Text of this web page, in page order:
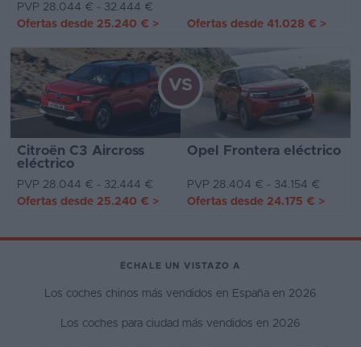
PVP 28.044 € - 32.444 €
Ofertas desde 25.240 € > Ofertas desde 41.028 € >
Citroën C3 Aircross
eléctrico
Opel Frontera eléctrico
VS
PVP 28.044 € - 32.444 €
PVP 28.404 € - 34.154 €
Ofertas desde 25.240 € > Ofertas desde 24.175 € >
ÉCHALE UN VISTAZO A
Los coches chinos más vendidos en España en 2026
Los coches para ciudad más vendidos en 2026